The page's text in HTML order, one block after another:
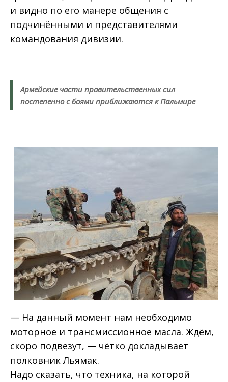
и видно по его манере общения с
подчинёнными и представителями
командования дивизии.
Армейские части правительственных сил
постепенно с боями приближаются к Пальмире
— На данный момент нам необходимо
моторное и трансмиссионное масла. Ждём,
скоро подвезут, — чётко докладывает
полковник Льямак.
Надо сказать, что техника, на которой